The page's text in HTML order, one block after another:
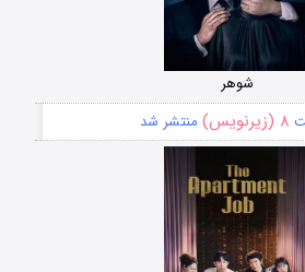
شوهر
۸ (زیرنویس) منتشر شد